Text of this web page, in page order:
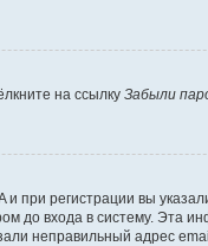
на ссылку Забыли
при регистрации вы
до входа в систему. Эта
неправильный адрес